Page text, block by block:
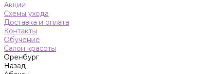
Акции
Схемы ухода
Доставка и оплата
Контакты
Обучение
Салон красоты
Оренбург
Назад